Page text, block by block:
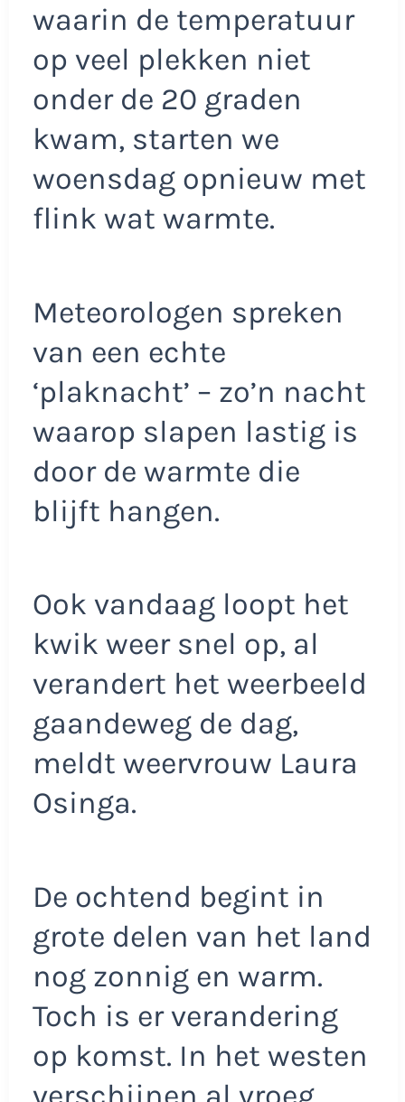
waarin de temperatuur
op veel plekken niet
onder de 20 graden
kwam, starten we
woensdag opnieuw met
flink wat warmte.
Meteorologen spreken
van een echte
‘plaknacht’ – zo’n nacht
waarop slapen lastig is
door de warmte die
blijft hangen.
Ook vandaag loopt het
kwik weer snel op, al
verandert het weerbeeld
gaandeweg de dag,
meldt weervrouw Laura
Osinga.
De ochtend begint in
grote delen van het land
nog zonnig en warm.
Toch is er verandering
op komst. In het westen